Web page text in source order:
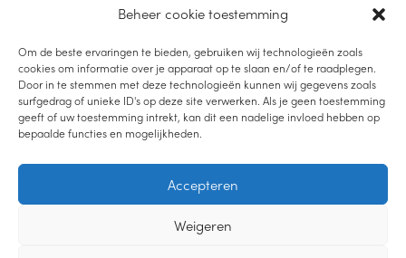
Beheer cookie toestemming
Om de beste ervaringen te bieden, gebruiken wij technologieën zoals
cookies om informatie over je apparaat op te slaan en/of te raadplegen.
Door in te stemmen met deze technologieën kunnen wij gegevens zoals
surfgedrag of unieke ID's op deze site verwerken. Als je geen toestemming
geeft of uw toestemming intrekt, kan dit een nadelige invloed hebben op
bepaalde functies en mogelijkheden.
Accepteren
Weigeren
Bekijk eerste de video waarin ik je uitnodig voor het
Stel jezelf bij alles wat vandaag of morgen anders loopt
de vraag: wat verwacht ik eigenlijk? En open jezelf voor
wat er werkelijk is, de realiteit. Verwonder jezelf over wat
stappen in het nu doet met jou energie en daarmee ook